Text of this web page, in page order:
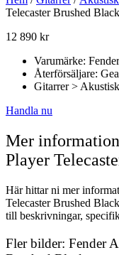
Telecaster Brushed
12 890 kr
Varumärke: Fender
Återförsäljare:
Gitarrer >
Handla nu
Mer
Player
Här hittar ni mer
Telecaster Brushed
till beskrivningar,
Fler bilder: Fender